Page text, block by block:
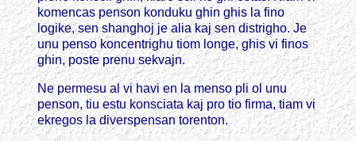
komencas penson konduku ghin ghis la fino
logike, sen shanghoj je alia kaj sen distrigho. Je
unu penso koncentrighu tiom longe, ghis vi finos
ghin, poste prenu sekvajn.
Ne permesu al vi havi en la menso pli ol unu
penson, tiu estu konsciata kaj pro tio firma, tiam vi
ekregos la diverspensan torenton.